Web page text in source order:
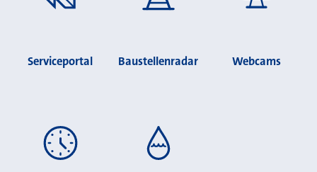
Serviceportal Baustellenradar Webcams